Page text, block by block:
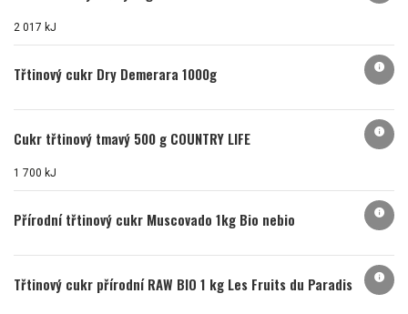
2 017 kJ
Třtinový cukr Dry Demerara 1000g info
Cukr třtinový tmavý 500 g COUNTRY LIFE
1 700 kJ
info
Přírodní třtinový cukr Muscovado 1kg Bio nebio info
Třtinový cukr přírodní RAW BIO 1 kg Les Fruits du Paradis info